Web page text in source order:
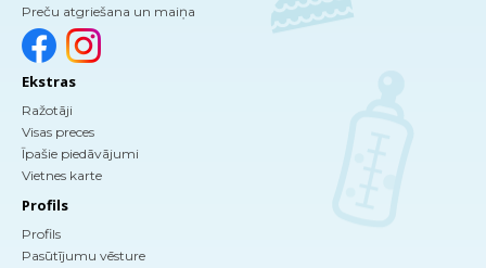
Preču atgriešana un maiņa
Ekstras
Ražotāji
Visas preces
Īpašie piedāvājumi
Vietnes karte
Profils
Profils
Pasūtījumu vēsture